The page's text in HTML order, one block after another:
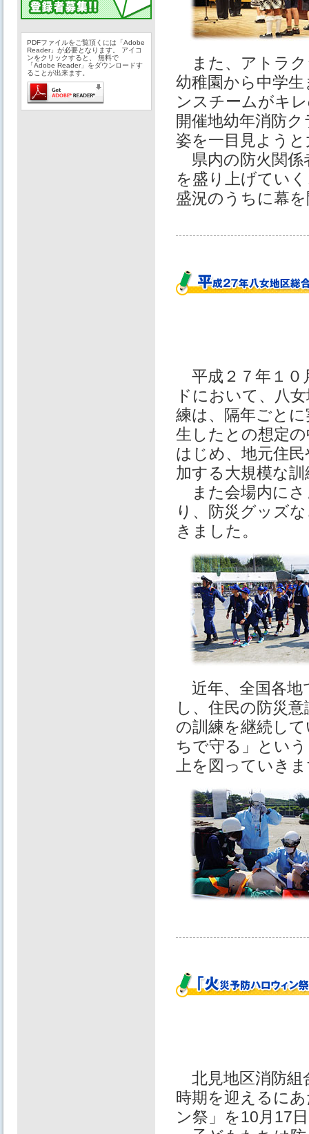
PDFファイルをご覧頂くには「Adobe
Reader」が必要となります。 アイコ
ンをクリックすると、 無料で
「Adobe Reader」をダウンロードす
ることが出来ます。
また、アトラク
幼稚園から中学
ンスチームがキ
開催地幼年消防
姿を一目見よう
県内の防火関係
を盛り上げてい
盛況のうちに幕
平成２７年１０
ドにおいて、八
練は、隔年ごと
生したとの想定
はじめ、地元住
加する大規模な
また会場内にさ
り、防災グッズ
きました。
近年、全国各地
し、住民の防災
の訓練を継続し
ちで守る」とい
上を図っていき
北見地区消防組
時期を迎えるに
ン祭」を10月17